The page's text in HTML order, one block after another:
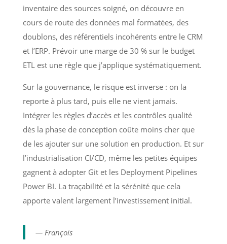
inventaire des sources soigné, on découvre en
cours de route des données mal formatées, des
doublons, des référentiels incohérents entre le CRM
et l’ERP. Prévoir une marge de 30 % sur le budget
ETL est une règle que j’applique systématiquement.
Sur la gouvernance, le risque est inverse : on la
reporte à plus tard, puis elle ne vient jamais.
Intégrer les règles d’accès et les contrôles qualité
dès la phase de conception coûte moins cher que
de les ajouter sur une solution en production. Et sur
l’industrialisation CI/CD, même les petites équipes
gagnent à adopter Git et les Deployment Pipelines
Power BI. La traçabilité et la sérénité que cela
apporte valent largement l’investissement initial.
— François